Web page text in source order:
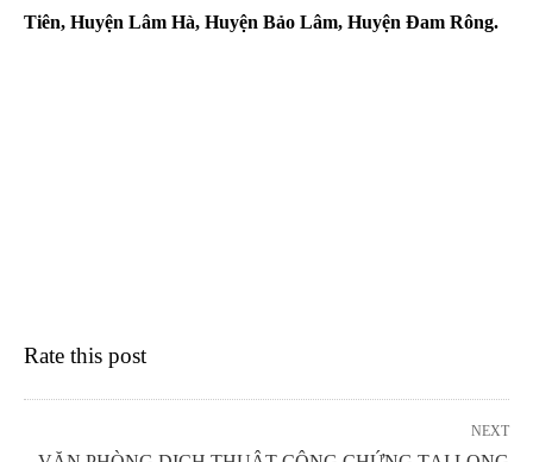
Tiên, Huyện Lâm Hà, Huyện Bảo Lâm, Huyện Đam Rông.
Rate this post
NEXT